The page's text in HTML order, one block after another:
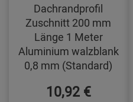
Dachrandprofil
Zuschnitt 200 mm
Länge 1 Meter
Aluminium walzblank
0,8 mm (Standard)
10,92 €